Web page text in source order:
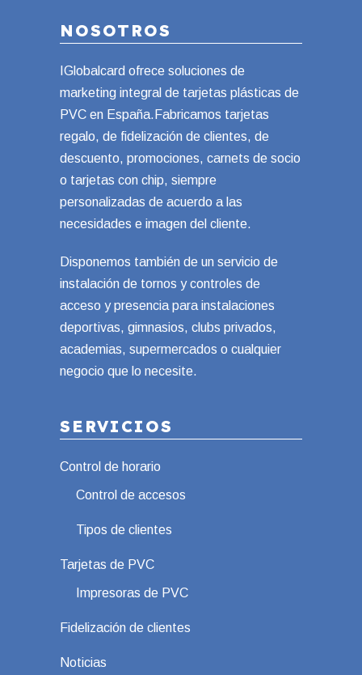
NOSOTROS
IGlobalcard ofrece soluciones de
marketing integral de tarjetas plásticas de
PVC en España.Fabricamos tarjetas
regalo, de fidelización de clientes, de
descuento, promociones, carnets de socio
o tarjetas con chip, siempre
personalizadas de acuerdo a las
necesidades e imagen del cliente.
Disponemos también de un servicio de
instalación de tornos y controles de
acceso y presencia para instalaciones
deportivas, gimnasios, clubs privados,
academias, supermercados o cualquier
negocio que lo necesite.
SERVICIOS
Control de horario
Control de accesos
Tipos de clientes
Tarjetas de PVC
Impresoras de PVC
Fidelización de clientes
Noticias